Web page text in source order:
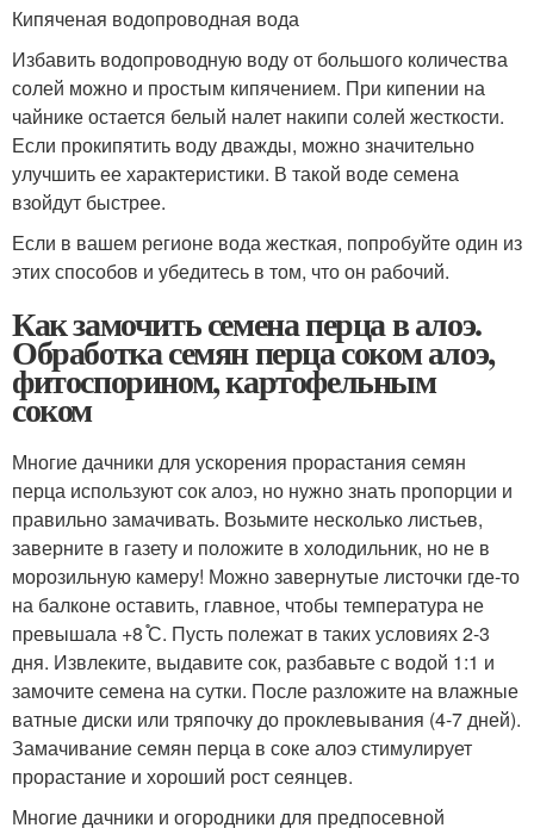
Кипяченая водопроводная вода
Избавить водопроводную воду от большого количества
солей можно и простым кипячением. При кипении на
чайнике остается белый налет накипи солей жесткости.
Если прокипятить воду дважды, можно значительно
улучшить ее характеристики. В такой воде семена
взойдут быстрее.
Если в вашем регионе вода жесткая, попробуйте один из
этих способов и убедитесь в том, что он рабочий.
Как замочить семена перца в алоэ.
Обработка семян перца соком алоэ,
фитоспорином, картофельным
соком
Многие дачники для ускорения прорастания семян
перца используют сок алоэ, но нужно знать пропорции и
правильно замачивать. Возьмите несколько листьев,
заверните в газету и положите в холодильник, но не в
морозильную камеру! Можно завернутые листочки где-то
на балконе оставить, главное, чтобы температура не
превышала +8 ֯С. Пусть полежат в таких условиях 2-3
дня. Извлеките, выдавите сок, разбавьте с водой 1:1 и
замочите семена на сутки. После разложите на влажные
ватные диски или тряпочку до проклевывания (4-7 дней).
Замачивание семян перца в соке алоэ стимулирует
прорастание и хороший рост сеянцев.
Многие дачники и огородники для предпосевной